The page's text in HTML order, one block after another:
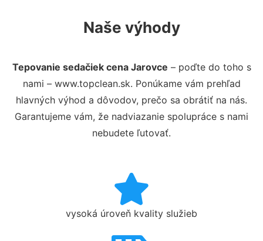
Naše výhody
Tepovanie sedačiek cena Jarovce – poďte do toho s
nami – www.topclean.sk. Ponúkame vám prehľad
hlavných výhod a dôvodov, prečo sa obrátiť na nás.
Garantujeme vám, že nadviazanie spolupráce s nami
nebudete ľutovať.
vysoká úroveň kvality služieb